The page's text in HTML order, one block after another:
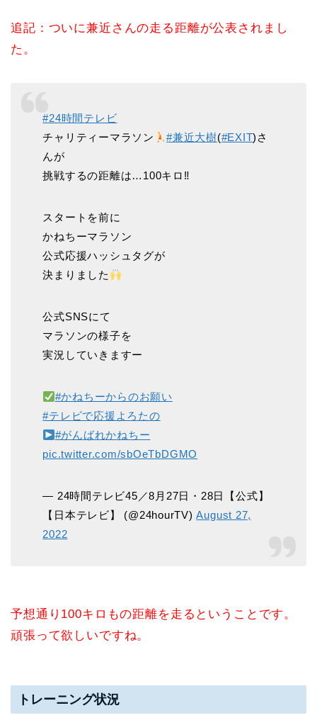
追記：ついに兼近さんの走る距離が公表されまし
た。
#24時間テレビ
チャリティーマラソン
#兼近大樹(#EXIT)さ
んが
挑戦するの距離は…100キロ‼
スタートを前に
かねちーマラソン
公式応援ハッシュタグが
決まりました
公式SNSにて
マラソンの様子を
実況していきますー
#かねちーからのお願い
#テレビで応援よろたの
#がんばれかねちー
pic.twitter.com/sbOeTbDGMO
— 24時間テレビ45／8月27日・28日【公式】
【日本テレビ】 (@24hourTV)August 27,
2022
予想通り100キロもの距離を走るということです。
頑張って欲しいですね。
トレーニング状況